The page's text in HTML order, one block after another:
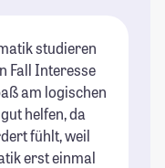
studieren
Fall Interesse
am logischen
helfen, da
fühlt, weil
erst einmal